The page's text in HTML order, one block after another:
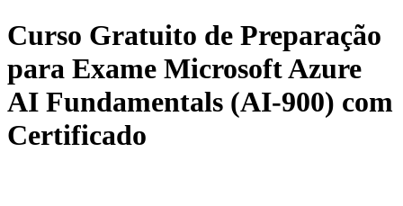
Curso Gratuito de Preparação
para Exame Microsoft Azure
AI Fundamentals (AI-900) com
Certificado